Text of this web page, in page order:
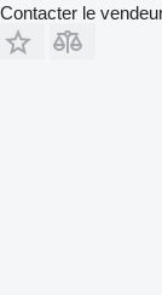
Contacter le